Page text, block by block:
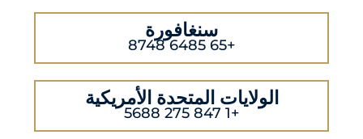
سنغافورة
+65 6485 8748
الولايات المتحدة الأمريكية
+1 847 275 5688